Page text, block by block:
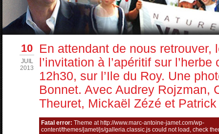
10
JUIL
2013
En attendant de nous retrouver,
l’invitation à l’apéritif sur
12h30, sur l’Ile du Roy. Une
Bonnet. Avec Audrey Rojzman,
Theuret, Mickaël Zézé et
Fatal error: Theme at http://www.marc-antoine-jamet.com/wp-
content/themes/jamet/js/galleria.classic.js could not load, check